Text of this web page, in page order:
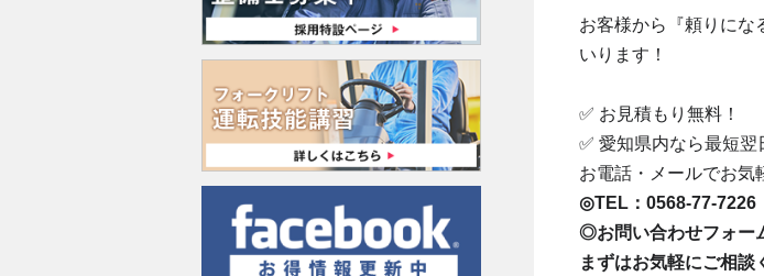
お客様から『頼りにな
いります！
✅ お見積もり無料！
✅ 愛知県内なら最短翌
お電話・メールでお気
◎TEL：0568-77-7226
◎お問い合わせフォー
まずはお気軽にご相談